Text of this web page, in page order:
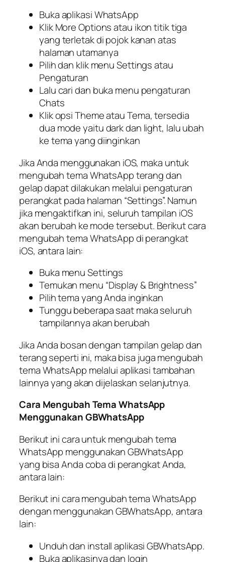
Buka aplikasi WhatsApp
KlikMore Optionsatau ikon titik tiga
yang terletak di pojok kanan atas
halaman utamanya
Pilih dan klik menuSettingsatau
Pengaturan
Lalu cari dan buka menu pengaturan
Chats
Klik opsiThemeatau Tema, tersedia
dua mode yaitu dark dan light, lalu ubah
ke tema yang diinginkan
Jika Anda menggunakan iOS, maka untuk
mengubah tema WhatsApp terang dan
gelap dapat dilakukan melalui pengaturan
perangkat pada halaman “Settings”. Namun
jika mengaktifkan ini, seluruh tampilan iOS
akan berubah ke mode tersebut. Berikut cara
mengubah tema WhatsApp di perangkat
iOS, antara lain:
Buka menu Settings
Temukan menu “Display & Brightness”
Pilih tema yang Anda inginkan
Tunggu beberapa saat maka seluruh
tampilannya akan berubah
Jika Anda bosan dengan tampilan gelap dan
terang seperti ini, maka bisa juga mengubah
tema WhatsApp melalui aplikasi tambahan
lainnya yang akan dijelaskan selanjutnya.
Cara Mengubah Tema WhatsApp
Menggunakan GBWhatsApp
Berikut ini cara untuk mengubah tema
WhatsApp menggunakan GBWhatsApp
yang bisa Anda coba di perangkat Anda,
antara lain:
Berikut ini cara mengubah tema WhatsApp
dengan menggunakan GBWhatsApp, antara
lain:
Unduh dan install aplikasi GBWhatsApp.
Buka aplikasinya dan login